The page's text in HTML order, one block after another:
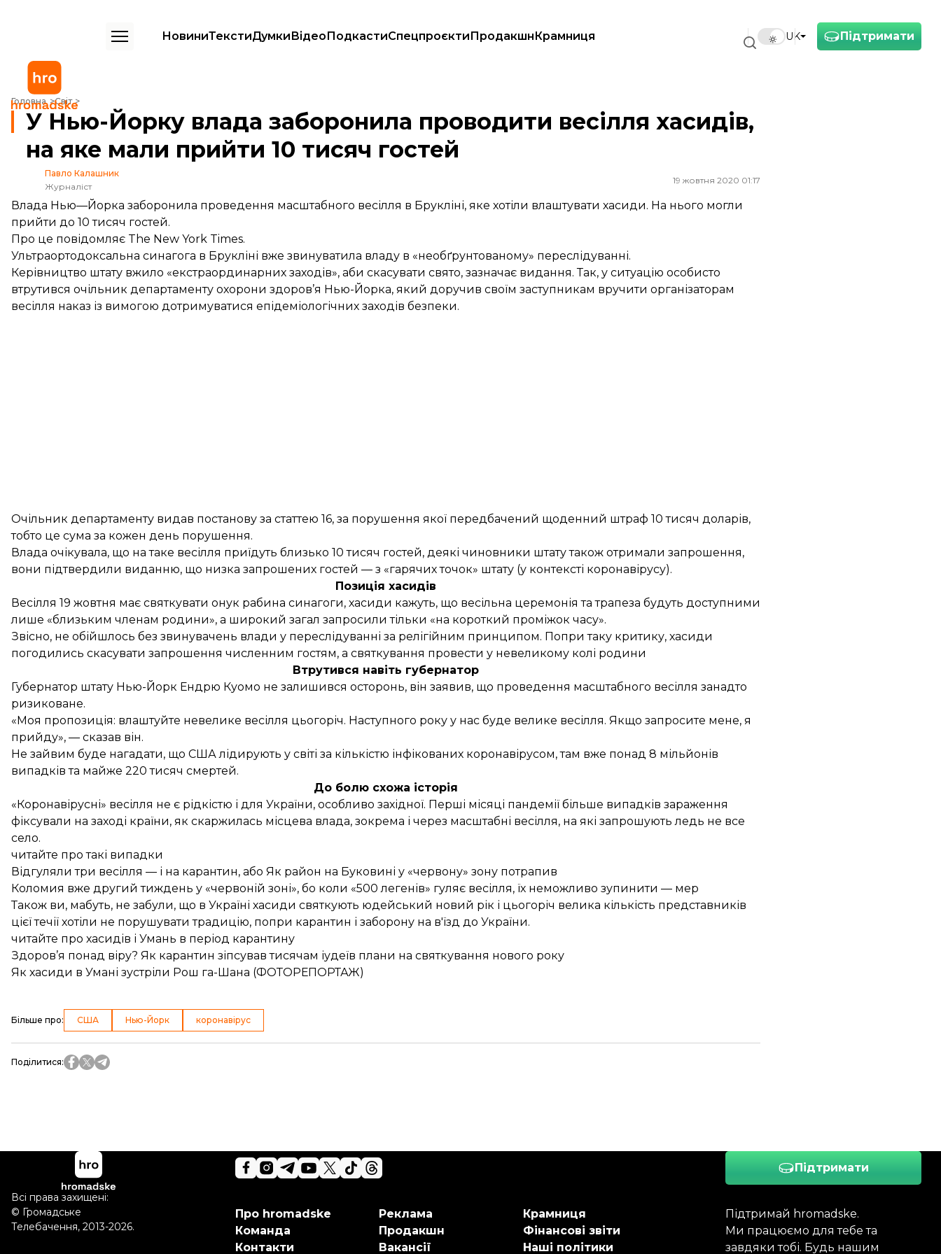
Підтримати
UK
НовиниТекстиДумкиВідеоПодкастиСпецпроєктиПродакшнКрамниця
Головна Світ
У Нью-Йорку влада заборонила проводити весілля хасидів, на яке мали прийти 10 тисяч гостей
У Нью-Йорку влада заборонила проводити весілля хасидів,
на яке мали прийти 10 тисяч гостей
Павло Калашник
Журналіст
19 жовтня 2020 01:17
Влада Нью—Йорка заборонила проведення масштабного весілля в Брукліні, яке хотіли влаштувати хасиди. На нього могли
прийти до 10 тисяч гостей.
Про це повідомляє The New York Times.
Ультраортодоксальна синагога в Брукліні вже звинуватила владу в «необґрунтованому» переслідуванні.
Керівництво штату вжило «екстраординарних заходів», аби скасувати свято, зазначає видання. Так, у ситуацію особисто
втрутився очільник департаменту охорони здоров’я Нью-Йорка, який доручив своїм заступникам вручити організаторам
весілля наказ із вимогою дотримуватися епідеміологічних заходів безпеки.
Очільник департаменту видав постанову за статтею 16, за порушення якої передбачений щоденний штраф 10 тисяч доларів,
тобто це сума за кожен день порушення.
Влада очікувала, що на таке весілля приїдуть близько 10 тисяч гостей, деякі чиновники штату також отримали запрошення,
вони підтвердили виданню, що низка запрошених гостей — з «гарячих точок» штату (у контексті коронавірусу).
Позиція хасидів
Весілля 19 жовтня має святкувати онук рабина синагоги, хасиди кажуть, що весільна церемонія та трапеза будуть доступними
лише «близьким членам родини», а широкий загал запросили тільки «на короткий проміжок часу».
Звісно, не обійшлось без звинувачень влади у переслідуванні за релігійним принципом. Попри таку критику, хасиди
погодились скасувати запрошення численним гостям, а святкування провести у невеликому колі родини
Втрутився навіть губернатор
Губернатор штату Нью-Йорк Ендрю Куомо не залишився осторонь, він заявив, що проведення масштабного весілля занадто
ризиковане.
«Моя пропозиція: влаштуйте невелике весілля цьогоріч. Наступного року у нас буде велике весілля. Якщо запросите мене, я
прийду», — сказав він.
Не зайвим буде нагадати, що США лідирують у світі за кількістю інфікованих коронавірусом, там вже понад 8 мільйонів
випадків та майже 220 тисяч смертей.
До болю схожа історія
«Коронавірусні» весілля не є рідкістю і для України, особливо західної. Перші місяці пандемії більше випадків зараження
фіксували на заході країни, як скаржилась місцева влада, зокрема і через масштабні весілля, на які запрошують ледь не все
село.
читайте про такі випадки
Відгуляли три весілля — і на карантин, або Як район на Буковині у «червону» зону потрапив
Коломия вже другий тиждень у «червоній зоні», бо коли «500 легенів» гуляє весілля, їх неможливо зупинити — мер
Також ви, мабуть, не забули, що в Україні хасиди святкують юдейський новий рік і цьогоріч велика кількість представників
цієї течії хотіли не порушувати традицію, попри карантин і заборону на в'їзд до України.
читайте про хасидів і Умань в період карантину
Здоров’я понад віру? Як карантин зіпсував тисячам іудеїв плани на святкування нового року
Як хасиди в Умані зустріли Рош га-Шана (ФОТОРЕПОРТАЖ)
Більше про: США Нью-Йорк коронавірус
Поділитися:
Підтримати
Підтримай hromadske.
Ми працюємо для тебе та
завдяки тобі. Будь нашим
Про hromadske
Команда
Контакти
Реклама
Продакшн
Вакансії
Крамниця
Фінансові звіти
Наші політики
Всі права захищені:
© Громадське
Телебачення, 2013-2026.